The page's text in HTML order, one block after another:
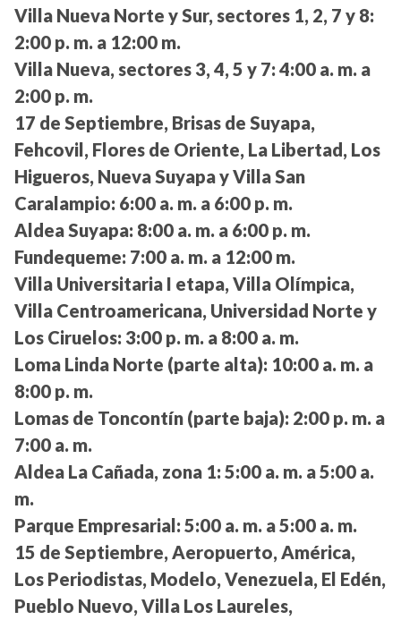
Villa Nueva Norte y Sur, sectores 1, 2, 7 y 8:
2:00 p. m. a 12:00 m.
Villa Nueva, sectores 3, 4, 5 y 7: 4:00 a. m. a
2:00 p. m.
17 de Septiembre, Brisas de Suyapa,
Fehcovil, Flores de Oriente, La Libertad, Los
Higueros, Nueva Suyapa y Villa San
Caralampio: 6:00 a. m. a 6:00 p. m.
Aldea Suyapa: 8:00 a. m. a 6:00 p. m.
Fundequeme: 7:00 a. m. a 12:00 m.
Villa Universitaria I etapa, Villa Olímpica,
Villa Centroamericana, Universidad Norte y
Los Ciruelos: 3:00 p. m. a 8:00 a. m.
Loma Linda Norte (parte alta): 10:00 a. m. a
8:00 p. m.
Lomas de Toncontín (parte baja): 2:00 p. m. a
7:00 a. m.
Aldea La Cañada, zona 1: 5:00 a. m. a 5:00 a.
m.
Parque Empresarial: 5:00 a. m. a 5:00 a. m.
15 de Septiembre, Aeropuerto, América,
Los Periodistas, Modelo, Venezuela, El Edén,
Pueblo Nuevo, Villa Los Laureles,